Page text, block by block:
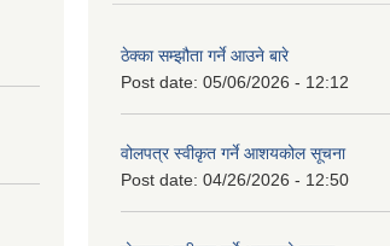
ठेक्का सम्झौता गर्ने आउने बारे
Post date: 05/06/2026 - 12:12
वोलपत्र स्वीकृत गर्ने आशयकोल सूचना
Post date: 04/26/2026 - 12:50